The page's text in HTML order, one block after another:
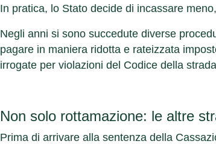
In pratica, lo Stato decide di incassare
Negli anni si sono succedute diverse
pagare in maniera ridotta e rateizzata
irrogate per violazioni del Codice della
Non solo rottamazione: le altre
Prima di arrivare alla sentenza della